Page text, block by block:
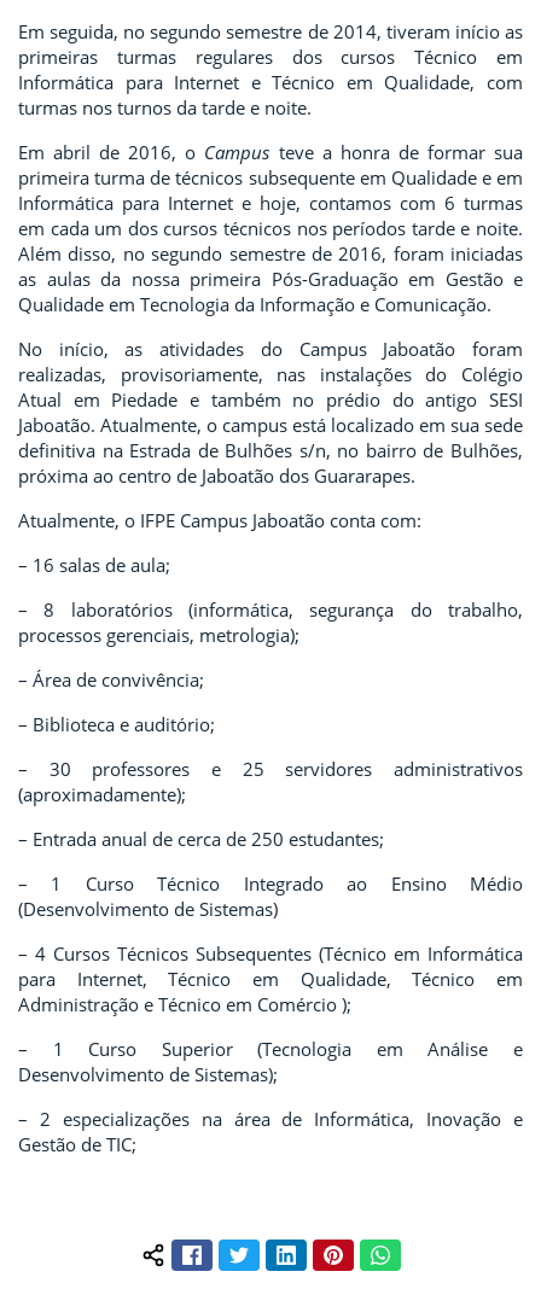
Em seguida, no segundo semestre de 2014, tiveram início as
primeiras turmas regulares dos cursos Técnico em
Informática para Internet e Técnico em Qualidade, com
turmas nos turnos da tarde e noite.
Em abril de 2016, o Campus teve a honra de formar sua
primeira turma de técnicos subsequente em Qualidade e em
Informática para Internet e hoje, contamos com 6 turmas
em cada um dos cursos técnicos nos períodos tarde e noite.
Além disso, no segundo semestre de 2016, foram iniciadas
as aulas da nossa primeira Pós-Graduação em Gestão e
Qualidade em Tecnologia da Informação e Comunicação.
No início, as atividades do Campus Jaboatão foram
realizadas, provisoriamente, nas instalações do Colégio
Atual em Piedade e também no prédio do antigo SESI
Jaboatão. Atualmente, o campus está localizado em sua sede
definitiva na Estrada de Bulhões s/n, no bairro de Bulhões,
próxima ao centro de Jaboatão dos Guararapes.
Atualmente, o IFPE Campus Jaboatão conta com:
– 16 salas de aula;
– 8 laboratórios (informática, segurança do trabalho,
processos gerenciais, metrologia);
– Área de convivência;
– Biblioteca e auditório;
– 30 professores e 25 servidores administrativos
(aproximadamente);
– Entrada anual de cerca de 250 estudantes;
– 1 CursoTécnico Integrado ao Ensino Médio
(Desenvolvimento de Sistemas)
– 4 Cursos Técnicos Subsequentes (Técnico em Informática
para Internet, Técnico em Qualidade,Técnico em
Administração e Técnico em Comércio );
– 1 Curso Superior (Tecnologia em Análise e
Desenvolvimento de Sistemas);
– 2 especializações na área de Informática, Inovação e
Gestão de TIC;
Compartilhar conteúdo:
FacebookTwitterLinkedInPinterestWhatsApp